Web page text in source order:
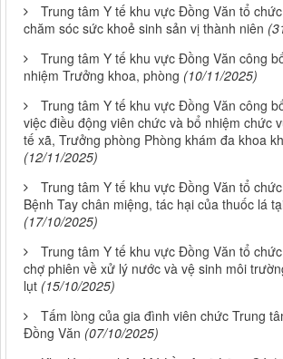
Trung tâm Y tế khu vực Đồng Văn tổ
chăm sóc sức khoẻ sinh sản vị thành niên
Trung tâm Y tế khu vực Đồng Văn công
nhiệm Trưởng khoa, phòng (10/11/2025)
Trung tâm Y tế khu vực Đồng Văn công
việc điều động viên chức và bổ nhiệm chức
tế xã, Trưởng phòng Phòng khám đa khoa
(12/11/2025)
Trung tâm Y tế khu vực Đồng Văn tổ
Bệnh Tay chân miệng, tác hại của thuốc lá
(17/10/2025)
Trung tâm Y tế khu vực Đồng Văn tổ
chợ phiên về xử lý nước và vệ sinh môi
lụt (15/10/2025)
Tấm lòng của gia đình viên chức Trung
Đồng Văn (07/10/2025)